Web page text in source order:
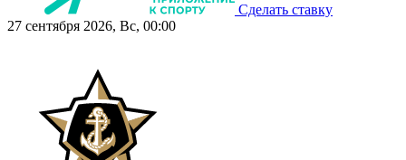
Сделать ставку
27 сентября 2026, Вс, 00:00